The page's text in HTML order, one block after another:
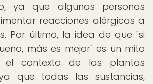
ya que algunas personas
reacciones alérgicas a
Por último, la idea de que "si
más es mejor" es un mito
el contexto de las plantas
que todas las sustancias,